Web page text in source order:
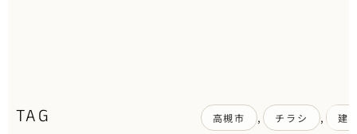
TAG 高槻市 , チラシ , 建